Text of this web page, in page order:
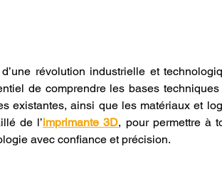
CRÉALITY SPARK X I7
Formation CREALITY PRINT
révolution industrielle et
de comprendre les bases
existantes, ainsi que les matériaux et
de l’imprimante 3D, pour permettre à
avec confiance et précision.